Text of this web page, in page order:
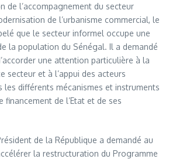
de l’accompagnement du secteur
de l’urbanisme commercial, le
que le secteur informel occupe une
la population du Sénégal. Il a demandé
une attention particulière à la
secteur et à l’appui des acteurs
les différents mécanismes et instruments
financement de l’Etat et de ses
de la République a demandé au
la restructuration du Programme